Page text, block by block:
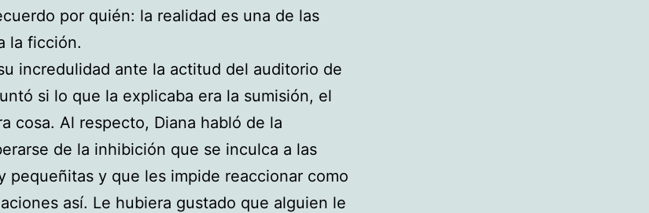
por quién: la realidad es una de las
la ficción.
incredulidad ante la actitud del auditorio de
si lo que la explicaba era la sumisión, el
cosa. Al respecto, Diana habló de la
de la inhibición que se inculca a las
pequeñitas y que les impide reaccionar como
así. Le hubiera gustado que alguien le